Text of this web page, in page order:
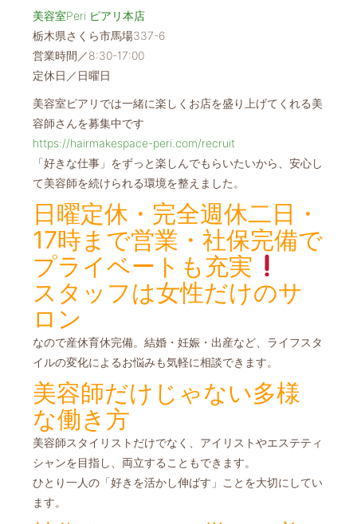
美容室Peri ピアリ本店
栃木県さくら市馬場337-6
営業時間／8:30-17:00
定休日／日曜日
美容室ピアリでは一緒に楽しくお店を盛り上げてくれる美
容師さんを募集中です
https://hairmakespace-peri.com/recruit
「好きな仕事」をずっと楽しんでもらいたいから、安心し
て美容師を続けられる環境を整えました。
日曜定休・完全週休二日・
17時まで営業・社保完備で
プライベートも充実
スタッフは女性だけのサ
ロン
なので産休育休完備。結婚・妊娠・出産など、ライフスタ
イルの変化によるお悩みも気軽に相談できます。
美容師だけじゃない多様
な働き方
美容師スタイリストだけでなく、アイリストやエステティ
シャンを目指し、両立することもできます。
ひとり一人の「好きを活かし伸ばす」ことを大切にしてい
ます。